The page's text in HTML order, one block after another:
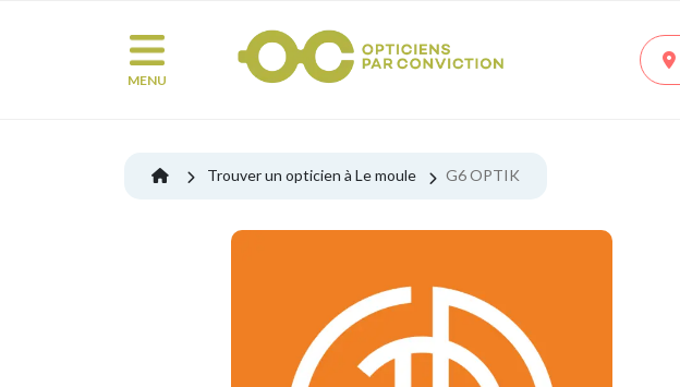
MENU
Trouver un opticien à Le moule G6 OPTIK